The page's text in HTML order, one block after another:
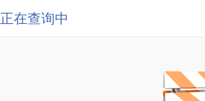
正在查询中